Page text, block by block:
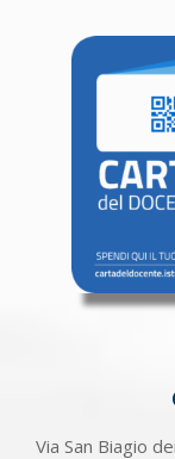
Via San Biagio